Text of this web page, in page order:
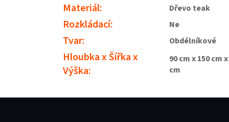
Materiál: Dřevo teak
Rozkládací: Ne
Tvar: Obdélníkové
Hloubka x Šířka x
Výška:
90 cm x 150 cm
cm